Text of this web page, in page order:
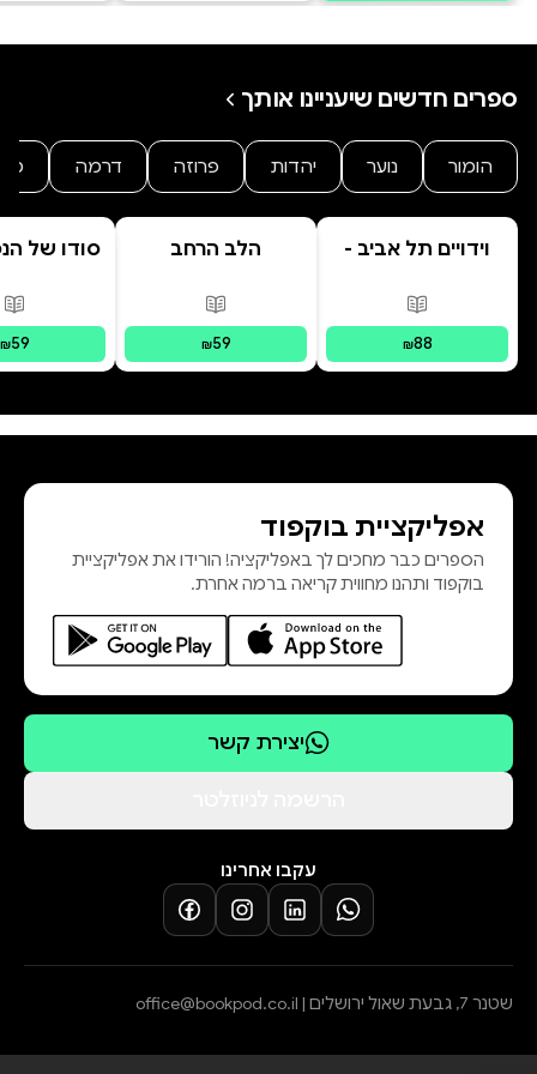
ספרים חדשים שיעניינו אותך
הומור נוער יהדות פרוזה דרמה
וידויים תל אביב -
פורמטים זמינים
מודפס
₪88
הלב הרחב
פורמטים זמינים מודפס
₪59
סודו של
₪59
אפליקציית בוקפוד
הספרים כבר מחכים לך באפליקציה! הורידו את אפליקציית
בוקפוד ותהנו מחווית קריאה ברמה אחרת.
יצירת קשר
עקבו אחרינו
שטנר 7, גבעת שאול ירושלים | office@bookpod.co.il